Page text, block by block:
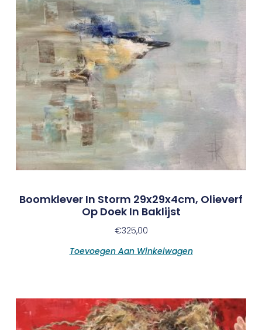
Boomklever In Storm 29x29x4cm, Olieverf
Op Doek In Baklijst
€325,00
Toevoegen Aan Winkelwagen